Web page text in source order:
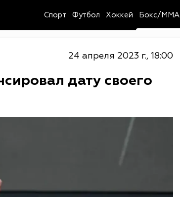
Спорт Футбол Хоккей Бокс/MMA
24 апреля 2023 г., 18:00
дату своего